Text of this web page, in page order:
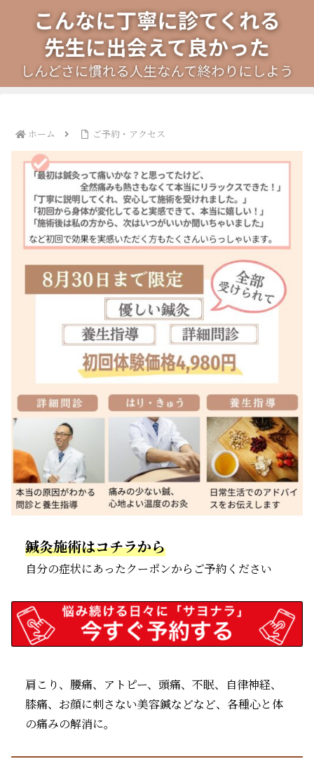
ホーム ご予約・アクセス
鍼灸施術はコチラから
自分の症状にあったクーポンからご予約ください
肩こり、腰痛、アトピー、頭痛、不眠、自律神経、
膝痛、お顔に刺さない美容鍼などなど、各種心と体
の痛みの解消に。